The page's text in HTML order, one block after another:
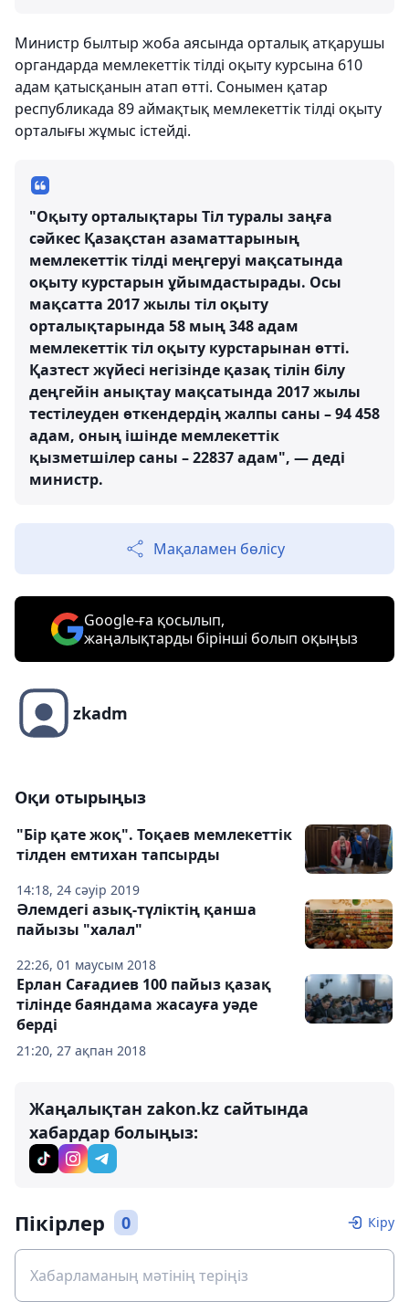
Министр былтыр жоба аясында орталық атқарушы
органдарда мемлекеттік тілді оқыту курсына 610
адам қатысқанын атап өтті. Сонымен қатар
республикада 89 аймақтық мемлекеттік тілді оқыту
орталығы жұмыс істейді.
"Оқыту орталықтары Тіл туралы заңға
сәйкес Қазақстан азаматтарының
мемлекеттік тілді меңгеруі мақсатында
оқыту курстарын ұйымдастырады. Осы
мақсатта 2017 жылы тіл оқыту
орталықтарында 58 мың 348 адам
мемлекеттік тіл оқыту курстарынан өтті.
Қазтест жүйесі негізінде қазақ тілін білу
деңгейін анықтау мақсатында 2017 жылы
тестілеуден өткендердің жалпы саны – 94 458
адам, оның ішінде мемлекеттік
қызметшілер саны – 22837 адам", — деді
министр.
Мақаламен бөлісу
Google-ға қосылып,
жаңалықтарды бірінші болып оқыңыз
zkadm
Оқи отырыңыз
14:18, 24 сәуір 2019
"Бір қате жоқ". Тоқаев мемлекеттік
тілден емтихан тапсырды
22:26, 01 маусым 2018
Әлемдегі азық-түліктің қанша
пайызы "халал"
21:20, 27 ақпан 2018
Ерлан Сағадиев 100 пайыз қазақ
тілінде баяндама жасауға уәде
берді
Жаңалықтан zakon.kz сайтында
хабардар болыңыз:
Пікірлер 0 Кіру